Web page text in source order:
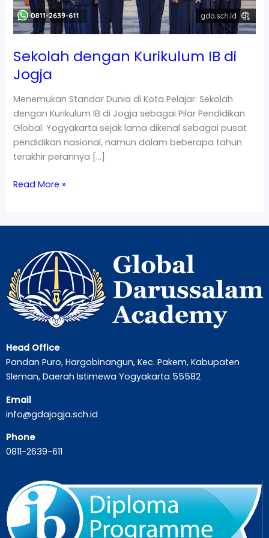
Sekolah dengan Kurikulum IB di
Jogja
Menemukan Standar Dunia di Kota Pelajar: Sekolah
dengan Kurikulum IB di Jogja sebagai Pilar Pendidikan
Global. Yogyakarta sejak lama dikenal sebagai pusat
pendidikan nasional, namun dalam beberapa tahun
terakhir perannya […]
Read More »
Head Office
Pandan Puro, Hargobinangun, Kec. Pakem, Kabupaten
Sleman, Daerah Istimewa Yogyakarta 55582
Email
info@gdajogja.sch.id
Phone
0811-2639-611